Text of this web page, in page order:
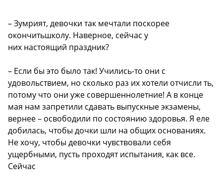
– Зумрият, девочки так мечтали поскорее
окончитьшколу. Наверное, сейчас у
них настоящий праздник?
– Если бы это было так! Учились-то они с
удовольствием, но сколько раз их хотели отчисли ть,
потому что они уже совершеннолетние! А в конце
мая нам запретили сдавать выпускные экзамены,
вернее – освободили по состоянию здоровья. Я еле
добилась, чтобы дочки шли на общих основаниях.
Не хочу, чтобы девочки чувствовали себя
ущербными, пусть проходят испытания, как все.
Сейчас